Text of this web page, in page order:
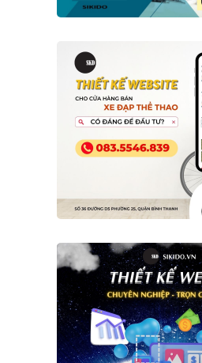
Bận “Bù Đầu” Với Con